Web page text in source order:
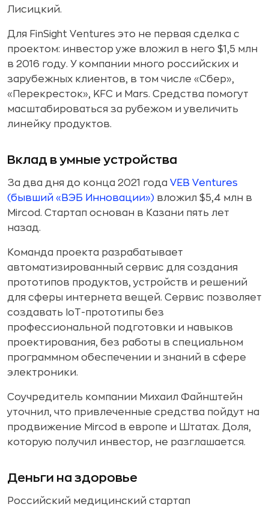
Лисицкий.
Для FinSight Ventures это не первая сделка с
проектом: инвестор уже вложил в него $1,5 млн
в 2016 году. У компании много российских и
зарубежных клиентов, в том числе «Сбер»,
«Перекресток», KFC и Mars. Средства помогут
масштабироваться за рубежом и увеличить
линейку продуктов.
Вклад в умные устройства
За два дня до конца 2021 года VEB Ventures
(бывший «ВЭБ Инновации») вложил $5,4 млн в
Mircod. Стартап основан в Казани пять лет
назад.
Команда проекта разрабатывает
автоматизированный сервис для создания
прототипов продуктов, устройств и решений
для сферы интернета вещей. Сервис позволяет
создавать IoT-прототипы без
профессиональной подготовки и навыков
проектирования, без работы в специальном
программном обеспечении и знаний в сфере
электроники.
Соучредитель компании Михаил Файнштейн
уточнил, что привлеченные средства пойдут на
продвижение Mircod в европе и Штатах. Доля,
которую получил инвестор, не разглашается.
Деньги на здоровье
Российский медицинский стартап